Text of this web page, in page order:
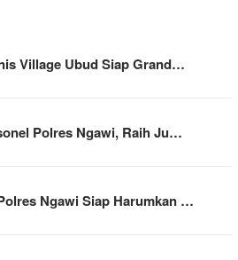
Village Ubud Siap Grand…
Polres Ngawi, Raih Ju…
Ngawi Siap Harumkan …